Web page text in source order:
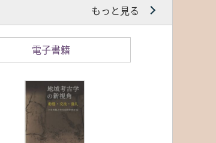
もっと見る
電子書籍